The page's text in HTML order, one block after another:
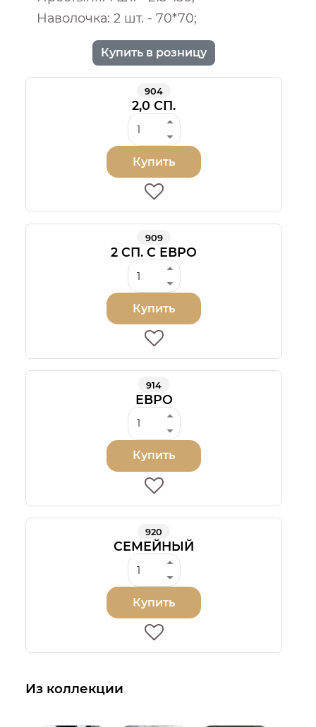
Наволочка: 2 шт. - 70*70;
Купить в розницу
904
2,0 СП.
Купить
909
2 СП. С ЕВРО
Купить
914
ЕВРО
Купить
920
СЕМЕЙНЫЙ
Купить
Из коллекции